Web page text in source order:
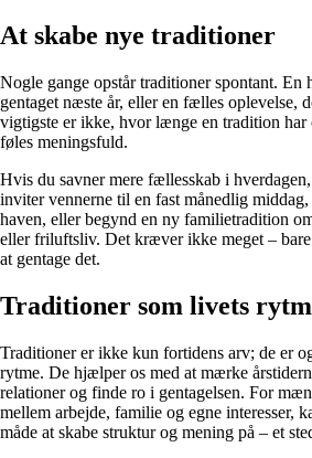
At skabe nye traditioner
Nogle gange opstår traditioner spontant. En
gentaget næste år, eller en fælles oplevelse,
vigtigste er ikke, hvor længe en tradition har
føles meningsfuld.
Hvis du savner mere fællesskab i
inviter vennerne til en fast månedlig
haven, eller begynd en ny familietradition
eller friluftsliv. Det kræver ikke meget –
at gentage det.
Traditioner som livets
Traditioner er ikke kun fortidens arv; de er
rytme. De hjælper os med at mærke
relationer og finde ro i gentagelsen. For
mellem arbejde, familie og egne interesser,
måde at skabe struktur og mening på – et